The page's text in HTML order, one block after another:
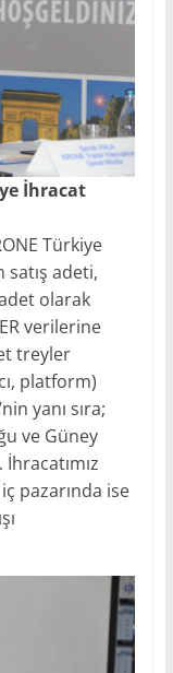
İhracat
Türkiye
satış adeti,
olarak
verilerine
treyler
platform)
yanı sıra;
ve Güney
pazarında ise